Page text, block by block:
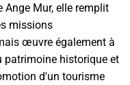
Ange Mur, elle remplit
missions
œuvre également à
patrimoine historique et
d'un tourisme